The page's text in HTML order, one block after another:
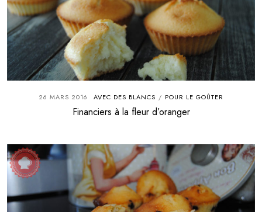
26 MARS 2016 AVEC DES BLANCS / POUR LE GOÛTER
Financiers à la fleur d’oranger